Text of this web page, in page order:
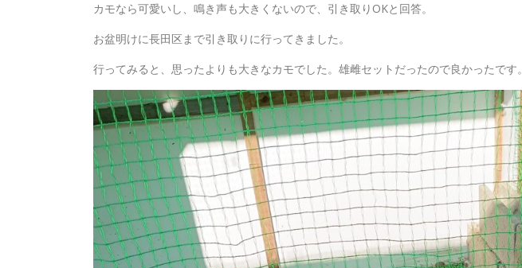
カモなら可愛いし、鳴き声も大きくないので、引き取りOKと回答。
お盆明けに長田区まで引き取りに行ってきました。
行ってみると、思ったよりも大きなカモでした。雄雌セットだったので良かったです。